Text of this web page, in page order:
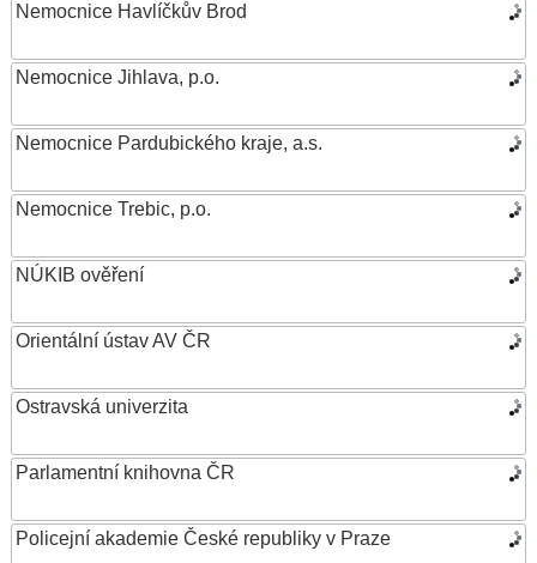
Nemocnice Havlíčkův Brod
Nemocnice Jihlava, p.o.
Nemocnice Pardubického kraje, a.s.
Nemocnice Trebic, p.o.
NÚKIB ověření
Orientální ústav AV ČR
Ostravská univerzita
Parlamentní knihovna ČR
Policejní akademie České republiky v Praze